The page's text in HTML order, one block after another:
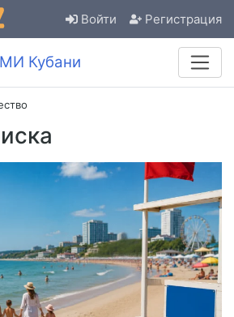
Войти Регистрация
Кубани